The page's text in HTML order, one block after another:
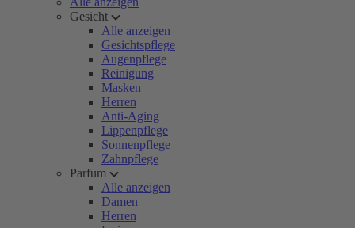
Gesicht
Alle anzeigen
Gesichtspflege
Augenpflege
Reinigung
Masken
Herren
Anti-Aging
Lippenpflege
Sonnenpflege
Zahnpflege
Parfum
Alle anzeigen
Damen
Herren